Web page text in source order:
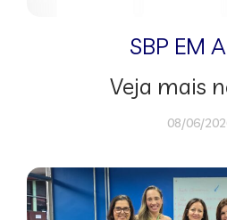
SBP EM
Veja mais
08/06/